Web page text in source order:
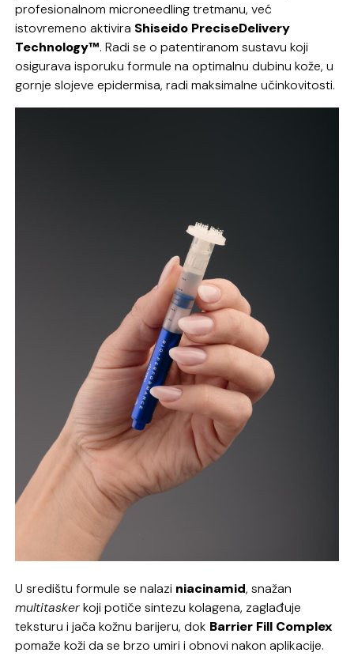
profesionalnom microneedling tretmanu, već
istovremeno aktivira Shiseido PreciseDelivery
Technology™. Radi se o patentiranom sustavu koji
osigurava isporuku formule na optimalnu dubinu kože, u
gornje slojeve epidermisa, radi maksimalne učinkovitosti.
U središtu formule se nalazi niacinamid, snažan
multitaskerkoji potiče sintezu kolagena, zaglađuje
teksturu i jača kožnu barijeru, dok Barrier Fill Complex
pomaže koži da se brzo umiri i obnovi nakon aplikacije.